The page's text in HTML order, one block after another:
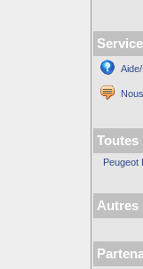
Toutes
Peugeot
Autres